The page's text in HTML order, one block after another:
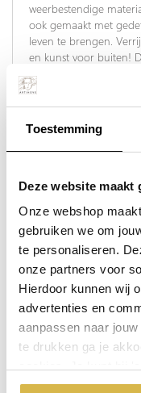
Toestemming
Deze website maakt
Onze webshop
gebruiken we om
te personaliseren.
onze partners voor
Hierdoor kunnen wij
advertenties en
aanpassen naar
te drukken ga je
aangeven welke
weerbestendige
ook gemaakt met
leven te brengen.
en kunst voor buiten!
Wie al eens een
adembenemend mooi
zo’n indrukwekkend
samenstelling
tuin. In onze webshop
betrouwbaar.
Tuinbeelden
In samenwerking met
realiseren, zodat uw
Bronzen tuinbeelden
of bloemen, geven uw
kleurrijke, creatieve